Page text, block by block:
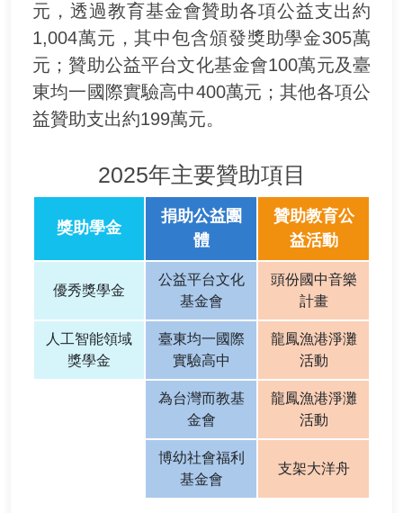
元，透過教育基金會贊助各項公益支出約
1,004萬元，其中包含頒發獎助學金305萬
元；贊助公益平台文化基金會100萬元及臺
東均一國際實驗高中400萬元；其他各項公
益贊助支出約199萬元。
2025年主要贊助項目
獎助學金
捐助公益團
體
贊助教育公
益活動
優秀獎學金
公益平台文化
基金會
頭份國中音樂
計畫
人工智能領域
獎學金
臺東均一國際
實驗高中
龍鳳漁港淨灘
活動
為台灣而教基
金會
龍鳳漁港淨灘
活動
博幼社會福利
基金會
支架大洋舟